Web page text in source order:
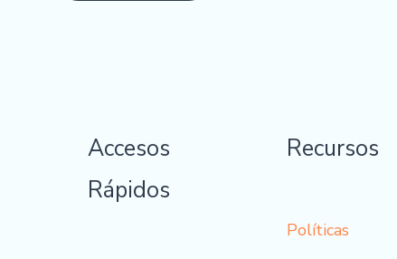
Accesos
Rápidos
Recursos
Políticas